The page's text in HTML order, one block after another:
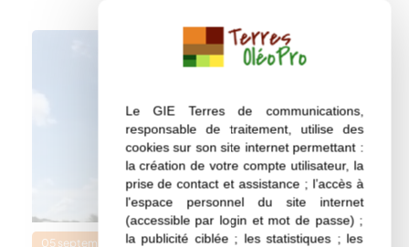
Le GIE Terres de communications,
responsable de traitement, utilise des
cookies sur son site internet permettant :
la création de votre compte utilisateur, la
prise de contact et assistance ; l’accès à
l'espace personnel du site internet
(accessible par login et mot de passe) ;
la publicité ciblée ; les statistiques ; les
05 septembre 2024 Terres Oléopro